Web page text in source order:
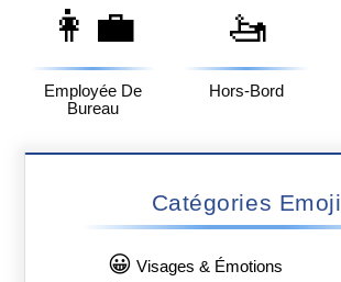
👩‍💼
Employée De
Bureau
🚤
Hors-Bord
Catégories Emoji
😀 Visages & Émotions